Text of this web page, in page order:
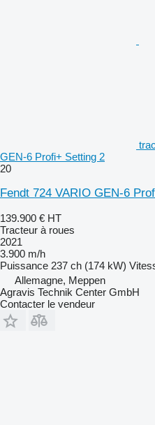
GEN-6 Profi+ Setting 2
20
Fendt 724 VARIO GEN-6
139.900 € HT
Tracteur à roues
2021
3.900 m/h
Puissance 237 ch (174 kW)
Allemagne, Meppen
Agravis Technik Center GmbH
Contacter le vendeur